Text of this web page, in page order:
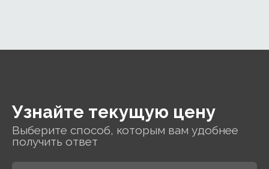
Узнайте текущую цену
Выберите способ, которым вам удобнее
получить ответ